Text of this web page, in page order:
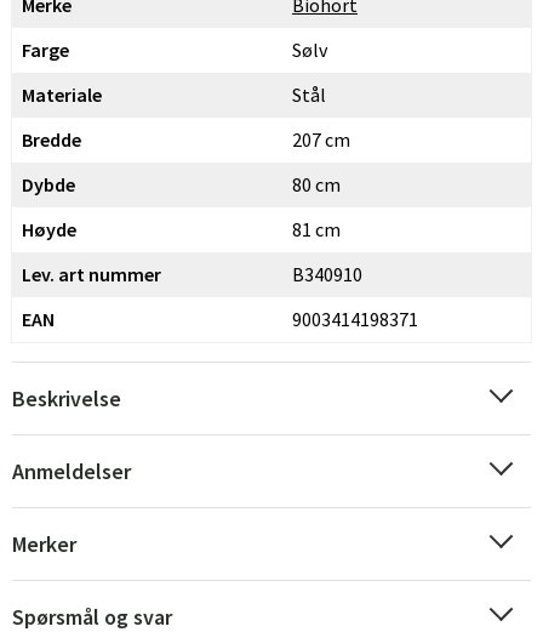
Norge
Suomi
Merke
Biohort
Farge
Sølv
Materiale
Stål
Bredde
207 cm
Dybde
80 cm
Høyde
81 cm
Lev. art nummer
B340910
EAN
9003414198371
Beskrivelse
Anmeldelser
Merker
Spørsmål og svar